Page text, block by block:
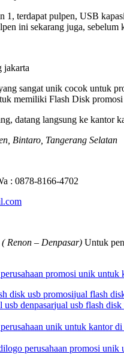
1, terdapat pulpen, USB
ini sekarang juga, sebelum
sangat unik cocok untuk
memiliki Flash Disk
datang langsung ke kantor
Bintaro, Tangerang Selatan
: 0878-8166-4702
Renon – Denpasar) Untuk
promosi unik untuk
disk usb promosijual flash
usb denpasarjual usb flash disk
unik untuk kantor
perusahaan promosi